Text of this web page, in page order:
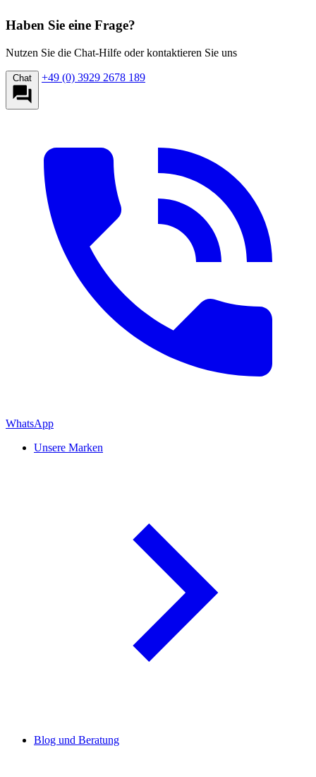
Haben Sie eine Frage?
Nutzen Sie die Chat-Hilfe oder kontaktieren Sie uns
Chat +49 (0) 3929 2678 189
WhatsApp
Unsere Marken
Blog und Beratung